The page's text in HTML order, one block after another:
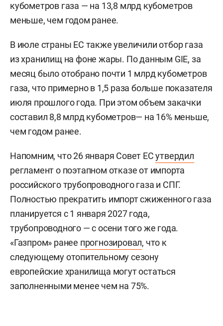
кубометров газа — на 13,8 млрд кубометров
меньше, чем годом ранее.
В июле страны ЕС также увеличили отбор газа
из хранилищ на фоне жары. По данным GIE, за
месяц было отобрано почти 1 млрд кубометров
газа, что примерно в 1,5 раза больше показателя
июля прошлого года. При этом объем закачки
составил 8,8 млрд кубометров— на 16% меньше,
чем годом ранее.
Напомним, что 26 января Совет ЕСутвердил
регламент о поэтапном отказе от импорта
российского трубопроводного газа и СПГ.
Полностью прекратить импорт сжиженного газа
планируется с 1 января 2027 года,
трубопроводного — с осени того же года.
«Газпром» ранее прогнозировал, что к
следующему отопительному сезону
европейские хранилища могут остаться
заполненными менее чем на 75%.